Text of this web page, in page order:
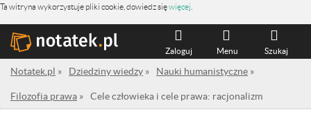
Ta witryna wykorzystuje pliki cookie, dowiedz sięwięcej
Szukaj
Menu
Zaloguj
Notatek.pl » Dziedziny wiedzy » Nauki humanistyczne »
Filozofia prawa » Cele człowieka i cele prawa: racjonalizm